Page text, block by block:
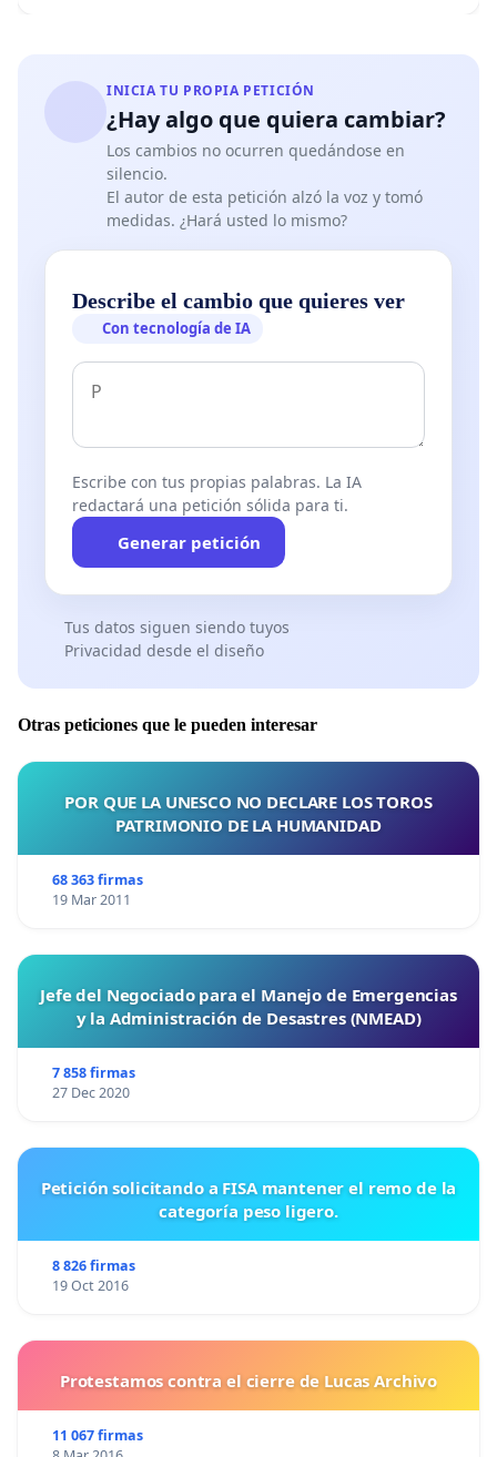
INICIA TU PROPIA PETICIÓN
¿Hay algo que quiera cambiar?
Los cambios no ocurren quedándose en
silencio.
El autor de esta petición alzó la voz y tomó
medidas. ¿Hará usted lo mismo?
Describe el cambio que quieres ver
Con tecnología de IA
Escribe con tus propias palabras. La IA
redactará una petición sólida para ti.
Generar petición
Tus datos siguen siendo tuyos
Privacidad desde el diseño
Otras peticiones que le pueden interesar
POR QUE LA UNESCO NO DECLARE LOS TOROS
PATRIMONIO DE LA HUMANIDAD
68 363 firmas
19 Mar 2011
Jefe del Negociado para el Manejo de Emergencias
y la Administración de Desastres (NMEAD)
7 858 firmas
27 Dec 2020
Petición solicitando a FISA mantener el remo de la
categoría peso ligero.
8 826 firmas
19 Oct 2016
Protestamos contra el cierre de Lucas Archivo
11 067 firmas